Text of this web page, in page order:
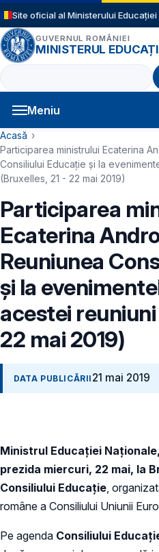
Sari la conținutul principal
Site oficial al Ministerului
GUVERNUL ROMÂNIEI
MINISTERUL
Caută
Meniu
Navigație principală
Cale de navigare
Acasă
Participarea ministrului Ecaterina
Consiliului Educație și la
(Bruxelles, 21 - 22 mai 2019)
Participarea
Ecaterina
Reuniunea
și la
acestei
22 mai 2019)
DATA PUBLICĂRII 21 mai 2019
Ministrul Educației
prezida miercuri, 22 mai, la
Consiliului Educație ,
române a Consiliului Uniunii
Pe agenda Consiliului